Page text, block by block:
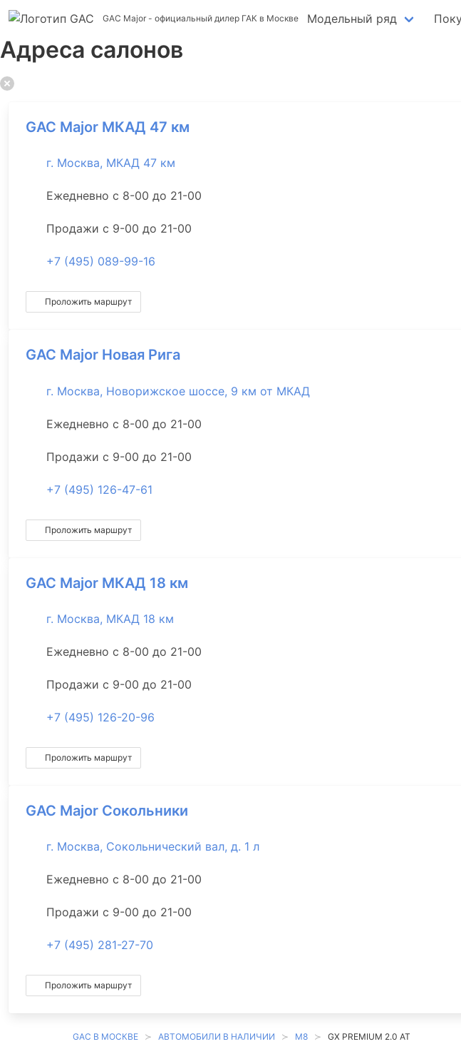
GAC Major - официальный дилер ГАК в Москве Модельный ряд
Адреса салонов
GAC Major МКАД 47 км
г. Москва, МКАД 47 км
Ежедневно с 8-00 до 21-00
Продажи с 9-00 до 21-00
+7 (495) 089-99-16
Проложить маршрут
GAC Major Новая Рига
г. Москва, Новорижское шоссе, 9 км от МКАД
Ежедневно с 8-00 до 21-00
Продажи с 9-00 до 21-00
+7 (495) 126-47-61
Проложить маршрут
GAC Major МКАД 18 км
г. Москва, МКАД 18 км
Ежедневно с 8-00 до 21-00
Продажи с 9-00 до 21-00
+7 (495) 126-20-96
Проложить маршрут
GAC Major Сокольники
г. Москва, Сокольнический вал, д. 1 л
Ежедневно с 8-00 до 21-00
Продажи с 9-00 до 21-00
+7 (495) 281-27-70
Проложить маршрут
GAC В МОСКВЕ АВТОМОБИЛИ В НАЛИЧИИ M8 GX PREMIUM 2.0 AT